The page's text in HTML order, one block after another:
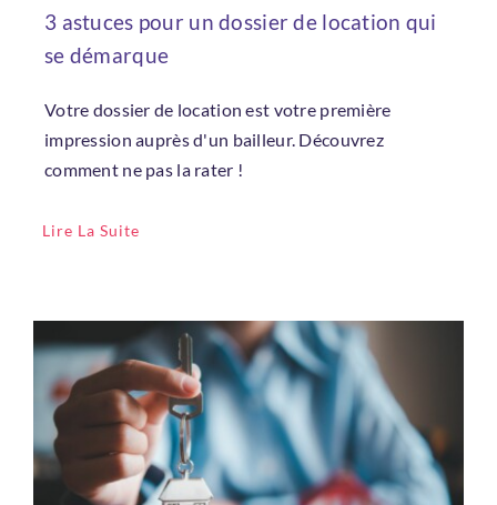
3 astuces pour un dossier de location qui
se démarque
Votre dossier de location est votre première
impression auprès d'un bailleur. Découvrez
comment ne pas la rater !
Lire La Suite